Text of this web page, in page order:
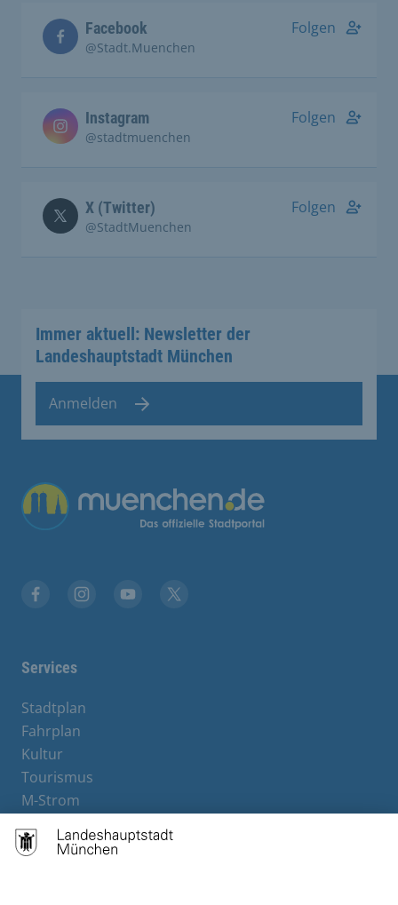
Facebook
@Stadt.Muenchen
Folgen
Instagram
@stadtmuenchen
Folgen
X (Twitter)
@StadtMuenchen
Folgen
Immer aktuell: Newsletter der
Landeshauptstadt München
Anmelden
Übergreifende Links
Services
Stadtplan
Fahrplan
Kultur
Tourismus
M-Strom
Hotels